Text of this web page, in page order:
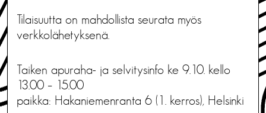
Tilaisuutta on mahdollista seurata myös
verkkolähetyksenä.
Taiken apuraha- ja selvitysinfo ke 9.10. kello
13.00 – 15.00
paikka: Hakaniemenranta 6 (1. kerros), Helsinki